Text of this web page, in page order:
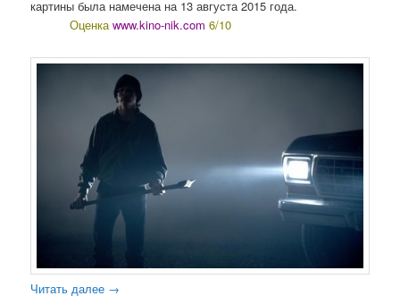
картины была намечена на 13 августа 2015 года.
Оценкаwww.kino-nik.com6/10
Читать далее →